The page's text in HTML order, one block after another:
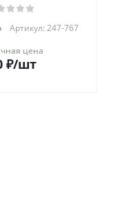
Артикул: 247-767
цена
₽/шт